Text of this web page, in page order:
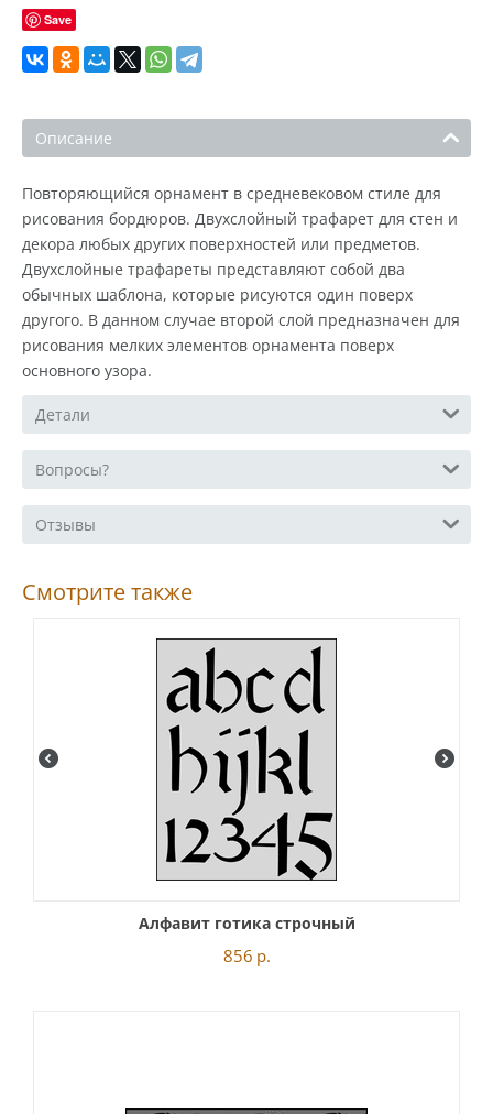
Save
Описание
Повторяющийся орнамент в средневековом стиле для
рисования бордюров. Двухслойный трафарет для стен и
декора любых других поверхностей или предметов.
Двухслойные трафареты представляют собой два
обычных шаблона, которые рисуются один поверх
другого. В данном случае второй слой предназначен для
рисования мелких элементов орнамента поверх
основного узора.
Детали
Вопросы?
Отзывы
Смотрите также
Алфавит готика строчный
856 р.